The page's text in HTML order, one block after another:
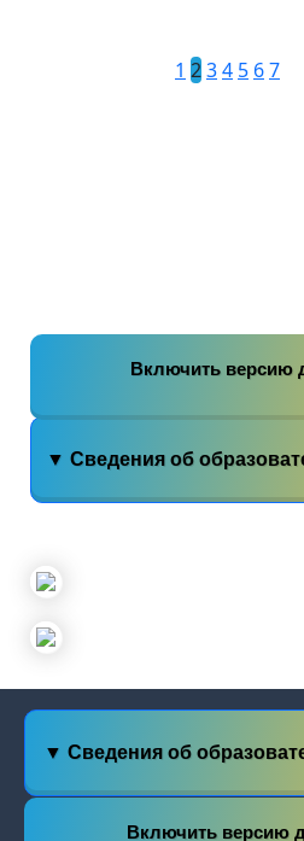
1 234 5 67
Включить версию
▼ Сведения об
▼ Сведения об
Включить версию